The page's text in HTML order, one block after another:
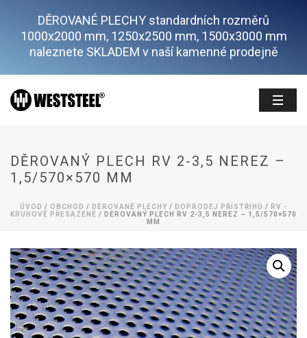
DĚROVANÉ PLECHY standardních rozměrů
1000x2000 mm, 1250x2500 mm, 1500x3000 mm
naleznete SKLADEM v naší kamenné prodejně
DĚROVANÝ PLECH RV 2-3,5 NEREZ –
1,5/570×570 MM
ÚVOD / OBCHOD / DĚROVANÉ PLECHY / DOPRODEJ PŘÍSTŘIHŮ / RV -
KRUHOVÉ PŘESAZENÉ / DĚROVANÝ PLECH RV 2-3,5 NEREZ – 1,5/570×570
MM